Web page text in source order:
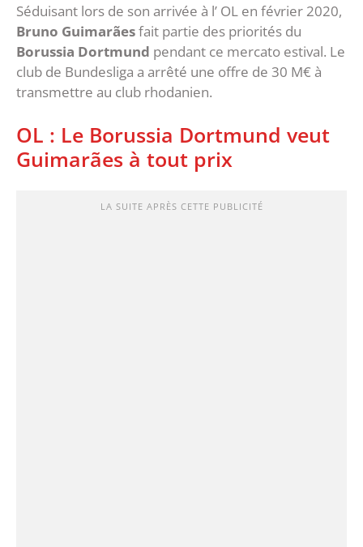
Séduisant lors de son arrivée à l’ OL en février 2020,
Bruno Guimarãesfait partie des priorités du
Borussia Dortmund pendant ce mercato estival. Le
club de Bundesliga a arrêté une offre de 30 M€ à
transmettre au club rhodanien.
OL : Le Borussia Dortmund veut
Guimarães à tout prix
LA SUITE APRÈS CETTE PUBLICITÉ